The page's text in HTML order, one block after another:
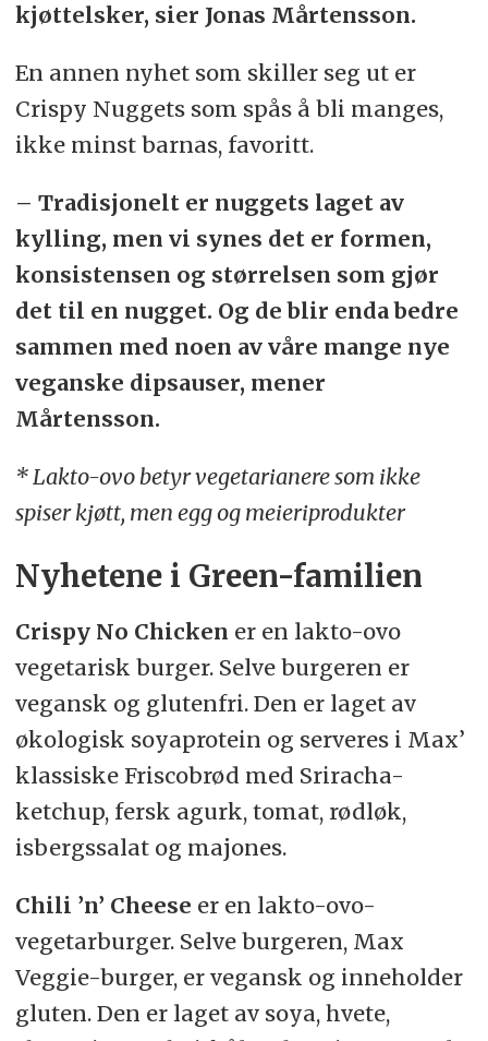
kjøttelsker, sier Jonas Mårtensson.
En annen nyhet som skiller seg ut er
Crispy Nuggets som spås å bli manges,
ikke minst barnas, favoritt.
– Tradisjonelt er nuggets laget av
kylling, men vi synes det er formen,
konsistensen og størrelsen som gjør
det til en nugget. Og de blir enda bedre
sammen med noen av våre mange nye
veganske dipsauser, mener
Mårtensson.
* Lakto-ovo betyr vegetarianere som ikke
spiser kjøtt, men egg og meieriprodukter
Nyhetene i Green-familien
Crispy No Chicken er en lakto-ovo
vegetarisk burger. Selve burgeren er
vegansk og glutenfri. Den er laget av
økologisk soyaprotein og serveres i Max’
klassiske Friscobrød med Sriracha-
ketchup, fersk agurk, tomat, rødløk,
isbergssalat og majones.
Chili ’n’ Cheese er en lakto-ovo-
vegetarburger. Selve burgeren, Max
Veggie-burger, er vegansk og inneholder
gluten. Den er laget av soya, hvete,